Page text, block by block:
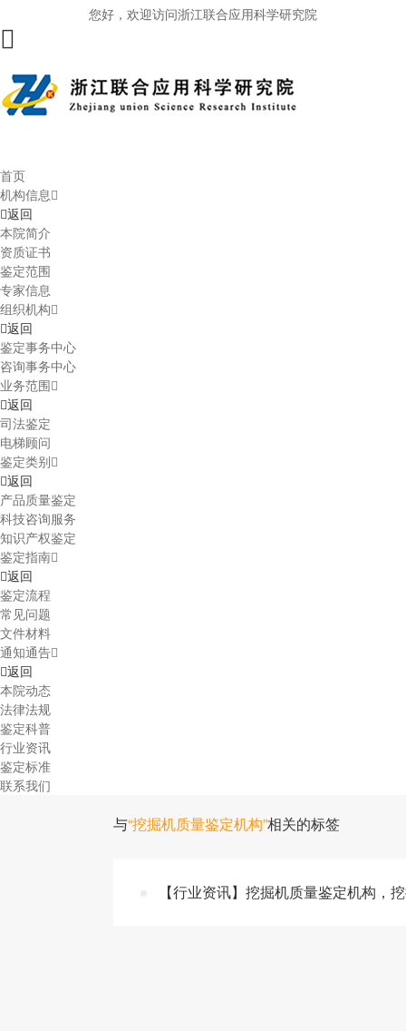
您好，欢迎访问浙江联合应用科学研究院
首页
机构信息
返回
本院简介
资质证书
鉴定范围
专家信息
组织机构
返回
鉴定事务中心
咨询事务中心
业务范围
返回
司法鉴定
电梯顾问
鉴定类别
返回
产品质量鉴定
科技咨询服务
知识产权鉴定
鉴定指南
返回
鉴定流程
常见问题
文件材料
通知通告
返回
本院动态
法律法规
鉴定科普
行业资讯
鉴定标准
联系我们
与“挖掘机质量鉴定机构”相关的标签
【行业资讯】挖掘机质量鉴定机构，